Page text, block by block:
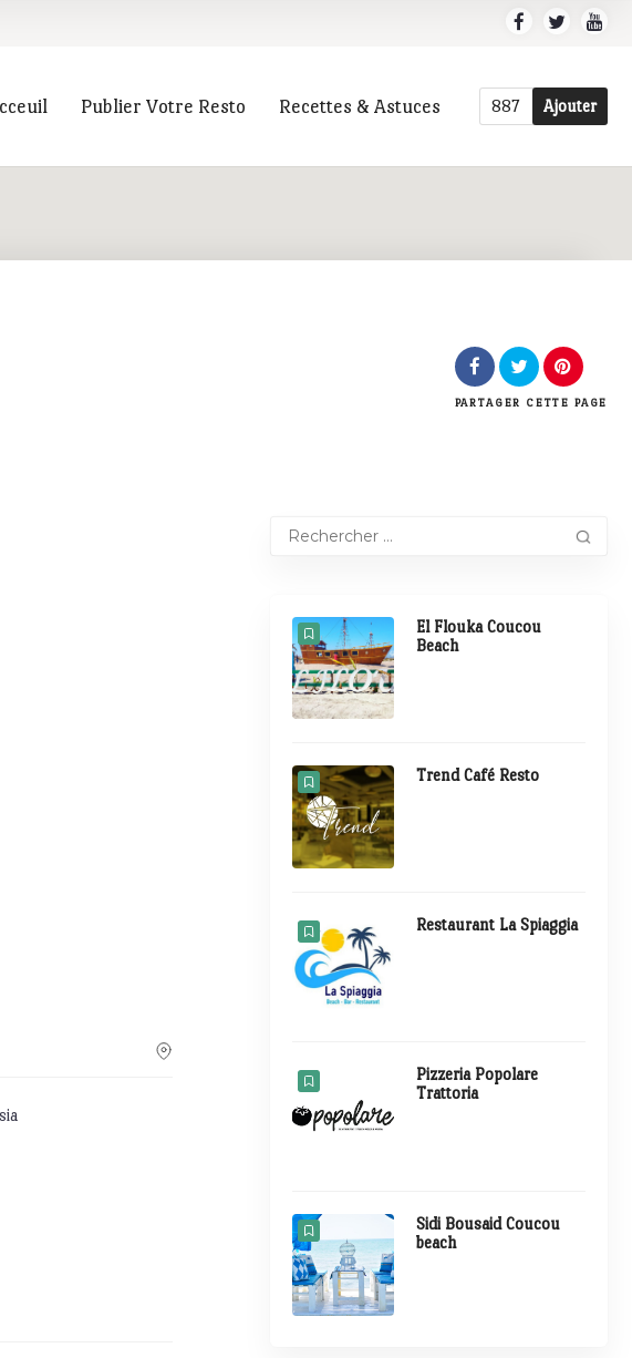
Publier Votre Resto Recettes & Astuces 887 Ajouter
PARTAGER CETTE PAGE
El Flouka Coucou
Beach
Trend Café Resto
Restaurant La Spiaggia
Pizzeria Popolare
Trattoria
Sidi Bousaid Coucou
beach